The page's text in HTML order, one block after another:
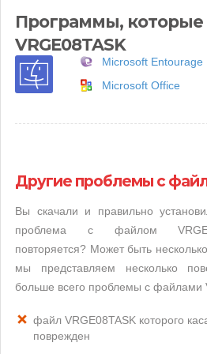
Программы,
VRGE08TASK
Microsoft Entourage
Microsoft Office
Другие проблемы с
Вы скачали и правильно
проблема с файлом
повторяется? Может быть
мы представляем несколько
больше всего проблемы с файлами
файл VRGE08TASK которого
поврежден